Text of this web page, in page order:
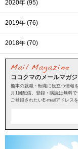
2020年 (95)
2019年 (76)
2018年 (70)
ココクマのメールマガ
熊本の就職・転職に役立つ情報
月1回配信。登録・購読は無料で
ご登録されたいE-mailアドレス